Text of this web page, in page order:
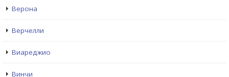
Верона
Верчелли
Виареджио
Винчи